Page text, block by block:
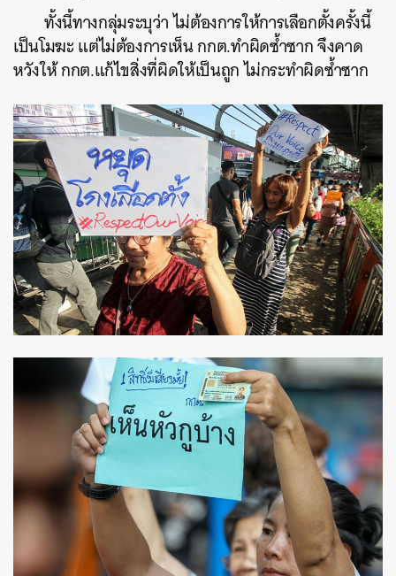
ทั้งนี้ทางกลุ่มระบุว่า ไม่ต้องการให้การเลือกตั้งครั้งนี้
เป็นโมฆะ แต่ไม่ต้องการเห็น กกต.ทำผิดซ้ำซาก จึงคาด
หวังให้ กกต.แก้ไขสิ่งที่ผิดให้เป็นถูก ไม่กระทำผิดซ้ำซาก